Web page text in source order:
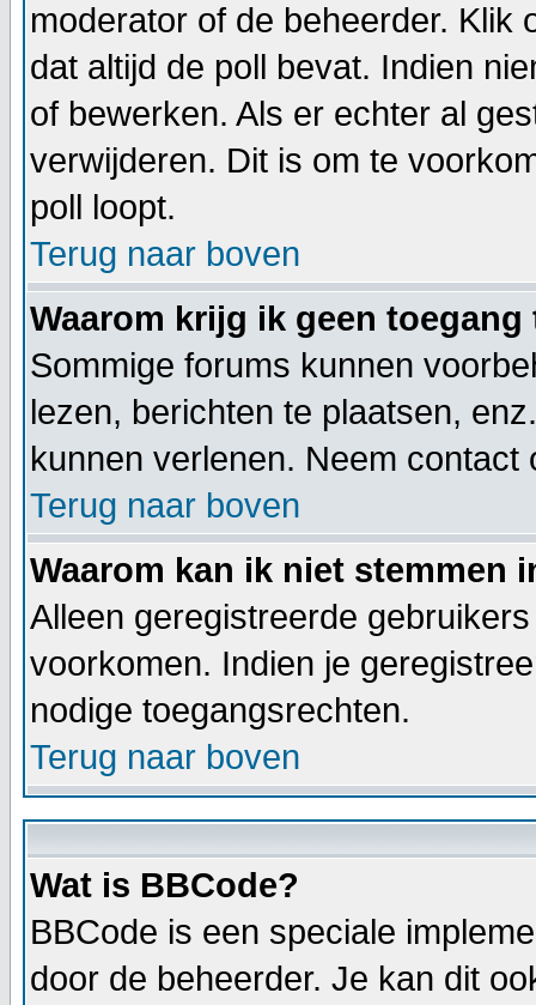
moderator of de beheerder.
dat altijd de poll bevat. Indien
of bewerken. Als er echter al
verwijderen. Dit is om te
poll loopt.
Terug naar boven
Waarom krijg ik geen
Sommige forums kunnen
lezen, berichten te plaatsen,
kunnen verlenen. Neem contact
Terug naar boven
Waarom kan ik niet stemmen
Alleen geregistreerde
voorkomen. Indien je
nodige toegangsrechten.
Terug naar boven
Wat is BBCode?
BBCode is een speciale
door de beheerder. Je kan dit